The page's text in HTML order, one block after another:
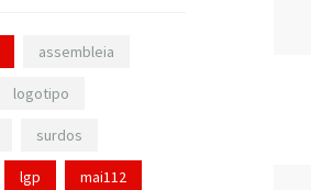
assembleia
logotipo
surdos
lgp mai112